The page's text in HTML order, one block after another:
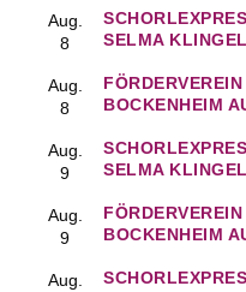
Aug.
8
SELMA KLINGEL
Aug.
8
BOCKENHEIM
Aug.
9
SELMA KLINGEL
Aug.
9
BOCKENHEIM
Aug.